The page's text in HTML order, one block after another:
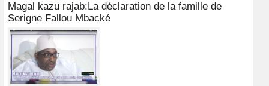
Magal kazu rajab:La déclaration de la famille de
Serigne Fallou Mbacké